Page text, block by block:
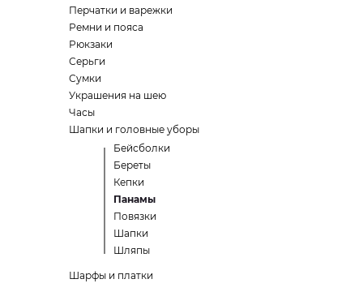
Перчатки и варежки
Ремни и пояса
Рюкзаки
Серьги
Сумки
Украшения на шею
Часы
Шапки и головные уборы
Бейсболки
Береты
Кепки
Панамы
Повязки
Шапки
Шляпы
Шарфы и платки